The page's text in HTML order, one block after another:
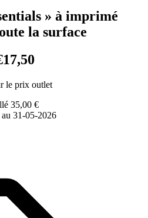
» à imprimé
la surface
le prix outlet
35,00 €
31-05-2026